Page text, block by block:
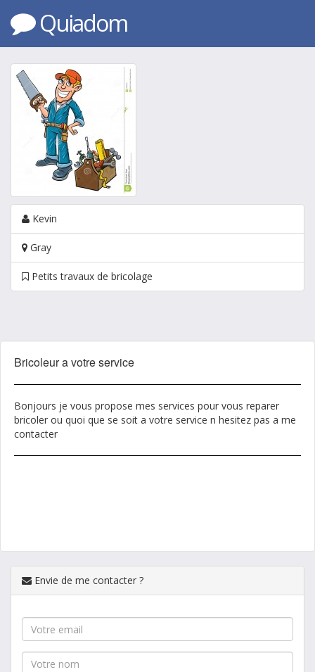
Quiadom
Kevin
Gray
Petits travaux de bricolage
Bricoleur a votre service
Bonjours je vous propose mes services pour vous reparer
bricoler ou quoi que se soit a votre service n hesitez pas a me
contacter
Envie de me contacter ?